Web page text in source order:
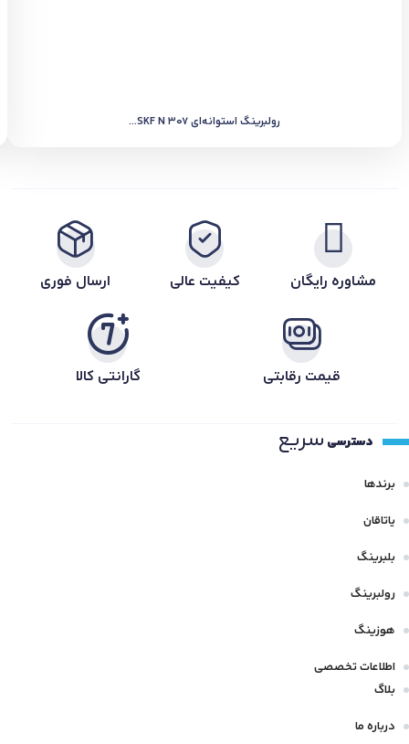
رولبرینگ استوانه‌ای SKF N 307...
مشاوره رایگان کیفیت عالی ارسال فوری
قیمت رقابتی گارانتی کالا
دسترسی سریع
برندها
یاتاقان
بلبرینگ
رولبرینگ
هوزینگ
اطلاعات تخصصی
بلاگ
درباره ما